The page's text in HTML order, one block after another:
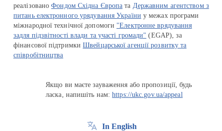
реалізованоФондом Східна Європа та Державним агентством з
питань електронного урядування України у межах програми
міжнародної технічної допомоги "Електронне врядування
задля підзвітності влади та участі громади" (EGAP), за
фінансової підтримкиШвейцарської агенції розвитку та
співробітництва
Якщо ви маєте зауваження або пропозиції, будь
ласка, напишіть нам:https://ukc.gov.ua/appeal
In English